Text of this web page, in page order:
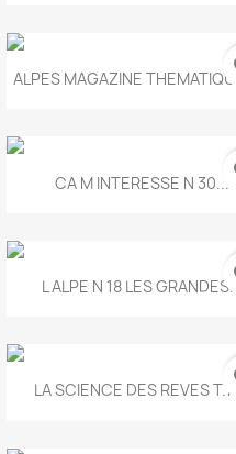
Aperçu rapide
ALPES MAGAZINE
Aperçu rapide
CA M INTERESSE N 30...
Aperçu rapide
L ALPE N 18 LES
Aperçu rapide
LA SCIENCE DES REVES